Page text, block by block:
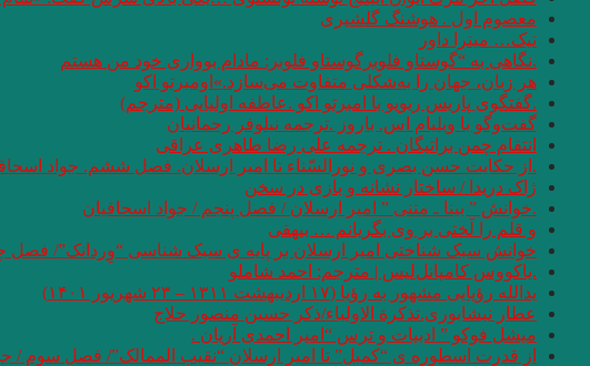
معصوم اول . هوشنگ گلشیری
تیک… میترا داور
.نگاهی به “گوستاو فلوبرگوستاو فلوبر: مادام بوواری خود من هستم
هر زبان، جهان را به‌شکلی متفاوت می‌سازد.»اومبرتو اکو
.گفتگوی پاریس ریویو با امبرتو اکو .عاطفه اولیایی (مترجم)
گفت‌وگو با ویلیام اس. باروز .ترجمه نیلوفر رحمانیان
انتقام چمن براتیگان . ترجمه علی رضا طاهری عراقی
.از حکایت حسن بصری و نورالسّناء تا امیر ارسلان. فصل ششم. جواد
ژاک دریدا / ساختار نشانه و بازی در سخن
.خوانش ” بینا ـ متنی ” امیر ارسلان / فصل پنجم / جواد اسحاقیان
و قلم را لَختی بر وی بگریانم … بیهقی
خوانش سبک شناختی امیر ارسلان بر پایه ی سبک شناسی “وِردانک”/ فصل
.یاکووس کامپانل‌لیس | مترجم: ‌احمد شاملو
یدالله رؤیایی مشهور به رؤیا (۱۷ اردیبهشت ۱۳۱۱ – ۲۳ شهریور ۱۴۰۱)
عطار نیشابوری.تذکرة الاولیاء/ذکر حسین منصور حلاج
میشل فوکو ” ادبیات و ترس “امیر احمدی آریان .
از قدرت اسطوره ی “کمبل” تا امیر ارسلان “نقیب الممالک”/ فصل سوم /